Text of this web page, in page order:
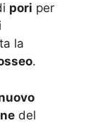
pori per
la
.
del